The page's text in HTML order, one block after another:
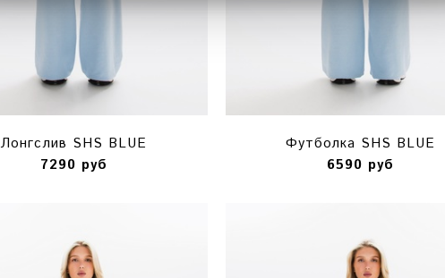
Лонгслив SHS BLUE
7290 руб
Футболка SHS BLUE
6590 руб